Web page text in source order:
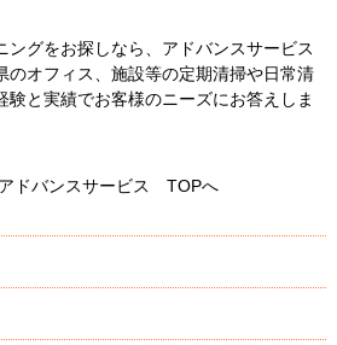
ングをお探しなら、アドバンスサービス
のオフィス、施設等の定期清掃や日常清
験と実績でお客様のニーズにお答えしま
ドバンスサービス TOPへ